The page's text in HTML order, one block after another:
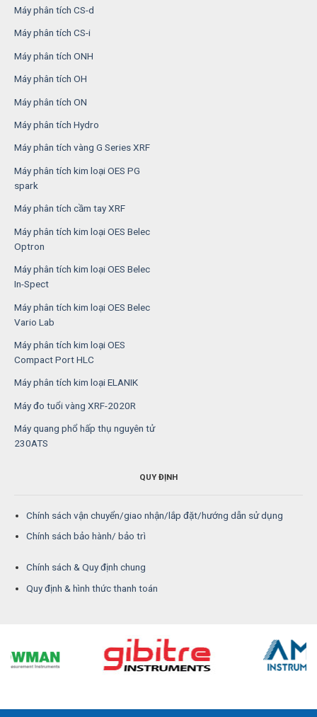
Máy phân tích CS-d
Máy phân tích CS-i
Máy phân tích ONH
Máy phân tích OH
Máy phân tích ON
Máy phân tích Hydro
Máy phân tích vàng G Series XRF
Máy phân tích kim loại OES PG
spark
Máy phân tích cầm tay XRF
Máy phân tích kim loại OES Belec
Optron
Máy phân tích kim loại OES Belec
In-Spect
Máy phân tích kim loại OES Belec
Vario Lab
Máy phân tích kim loại OES
Compact Port HLC
Máy phân tích kim loại ELANIK
Máy đo tuổi vàng XRF-2020R
Máy quang phổ hấp thụ nguyên tử
230ATS
QUY ĐỊNH
Chính sách vận chuyển/giao nhận/lắp đặt/hướng dẫn sử dụng
Chính sách bảo hành/ bảo trì
Chính sách & Quy định chung
Quy định & hình thức thanh toán